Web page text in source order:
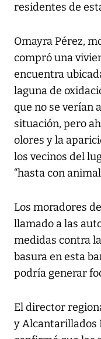
residentes de
Omayra Pérez,
compró una
encuentra
laguna de
que no se verían
situación, pero
olores y la
los vecinos del
“hasta con
Los moradores
llamado a las
medidas contra
basura en esta
podría generar
El director
y Alcantarillados